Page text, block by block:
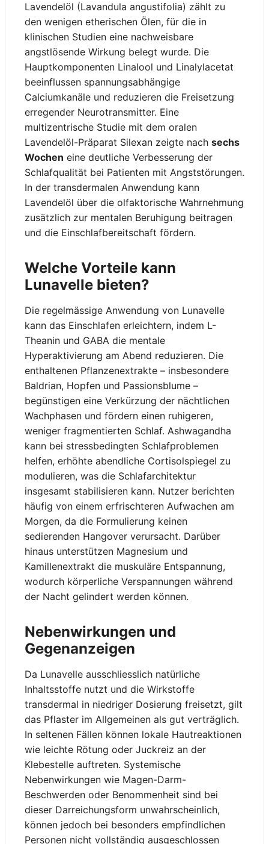
Lavendelöl (Lavandula angustifolia) zählt zu
den wenigen etherischen Ölen, für die in
klinischen Studien eine nachweisbare
angstlösende Wirkung belegt wurde. Die
Hauptkomponenten Linalool und Linalylacetat
beeinflussen spannungsabhängige
Calciumkanäle und reduzieren die Freisetzung
erregender Neurotransmitter. Eine
multizentrische Studie mit dem oralen
Lavendelöl-Präparat Silexan zeigte nach sechs
Wochen eine deutliche Verbesserung der
Schlafqualität bei Patienten mit Angststörungen.
In der transdermalen Anwendung kann
Lavendelöl über die olfaktorische Wahrnehmung
zusätzlich zur mentalen Beruhigung beitragen
und die Einschlafbereitschaft fördern.
Welche Vorteile kann
Lunavelle bieten?
Die regelmässige Anwendung von Lunavelle
kann das Einschlafen erleichtern, indem L-
Theanin und GABA die mentale
Hyperaktivierung am Abend reduzieren. Die
enthaltenen Pflanzenextrakte – insbesondere
Baldrian, Hopfen und Passionsblume –
begünstigen eine Verkürzung der nächtlichen
Wachphasen und fördern einen ruhigeren,
weniger fragmentierten Schlaf. Ashwagandha
kann bei stressbedingten Schlafproblemen
helfen, erhöhte abendliche Cortisolspiegel zu
modulieren, was die Schlafarchitektur
insgesamt stabilisieren kann. Nutzer berichten
häufig von einem erfrischteren Aufwachen am
Morgen, da die Formulierung keinen
sedierenden Hangover verursacht. Darüber
hinaus unterstützen Magnesium und
Kamillenextrakt die muskuläre Entspannung,
wodurch körperliche Verspannungen während
der Nacht gelindert werden können.
Nebenwirkungen und
Gegenanzeigen
Da Lunavelle ausschliesslich natürliche
Inhaltsstoffe nutzt und die Wirkstoffe
transdermal in niedriger Dosierung freisetzt, gilt
das Pflaster im Allgemeinen als gut verträglich.
In seltenen Fällen können lokale Hautreaktionen
wie leichte Rötung oder Juckreiz an der
Klebestelle auftreten. Systemische
Nebenwirkungen wie Magen-Darm-
Beschwerden oder Benommenheit sind bei
dieser Darreichungsform unwahrscheinlich,
können jedoch bei besonders empfindlichen
Personen nicht vollständig ausgeschlossen